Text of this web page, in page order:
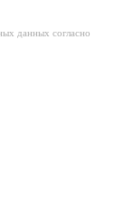
данных согласно